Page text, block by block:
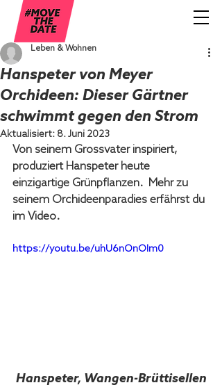
Hanspeter von Meyer
Orchideen: Dieser Gärtner
schwimmt gegen den Strom
Leben & Wohnen
Aktualisiert: 8. Juni 2023
Von seinem Grossvater inspiriert,
produziert Hanspeter heute
einzigartige Grünpflanzen.  Mehr zu
seinem Orchideenparadies erfährst du
im Video.
https://youtu.be/uhU6nOnOIm0
Hanspeter, Wangen-Brüttisellen